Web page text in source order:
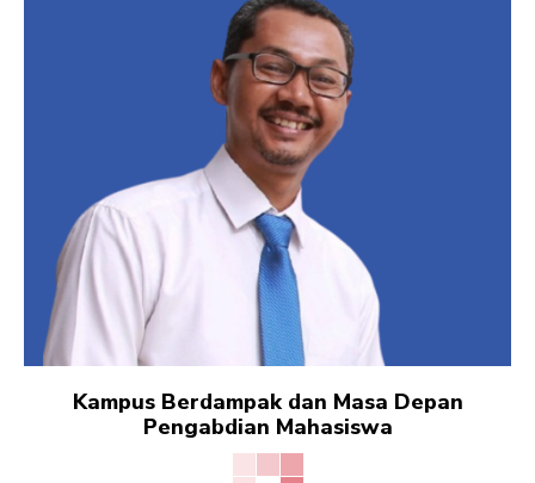
Kampus Berdampak dan Masa Depan
Pengabdian Mahasiswa